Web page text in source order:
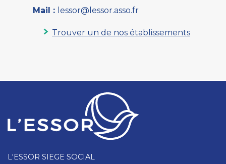
Mail : lessor@lessor.asso.fr
Trouver un de nos établissements
L'ESSOR SIEGE SOCIAL